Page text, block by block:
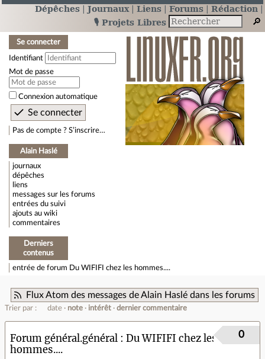
Dépêches Journaux Liens Forums
Rédaction
🎙️ Projets Libres
Se connecter
Identifiant
Mot de passe
Connexion automatique
Pas de compte ? S’inscrire…
Alain Haslé
journaux
dépêches
liens
messages sur les forums
entrées du suivi
ajouts au wiki
commentaires
Derniers
contenus
entrée de forum Du WIFIFI chez les hommes....
Flux Atom des messages de Alain Haslé dans les forums
Trier par : date note intérêt dernier commentaire
Forum général.général
Du WIFIFI chez les
hommes....
0